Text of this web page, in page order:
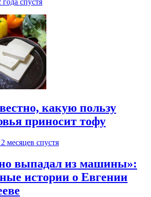
года спустя
какую пользу
приносит тофу
месяцев спустя
выпадал из машины»:
истории о Евгении